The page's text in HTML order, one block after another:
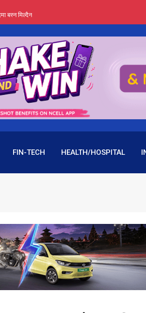
बस्न मिल्दैन
घाटा !
?
FIN-TECH HEALTH/HOSPITAL